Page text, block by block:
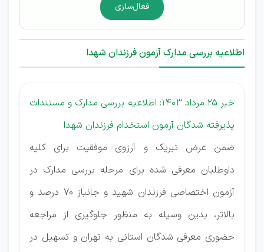
فعال‌سازی
اطلاعیه بررسی مدارک آزمون فرزندان شهدا
خبر 25 مرداد 1403: اطلاعیه بررسی مدارک و مستندات
پذیرفته شدگان آزمون استخدام فرزندان شهدا
ضمن عرض تبریک و آرزوی موفقیت برای کلیه
داوطلبان معرفی شده برای مرحله بررسی مدارک در
آزمون اختصاصی فرزندان شهید و جانباز 70 درصد و
بالاتر، بدین وسیله به­ منظور جلوگیری از مراجعه
حضوری معرفی شدگان استانی به تهران و تسهیل در